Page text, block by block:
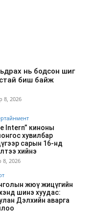
нь бодсон шиг
биш байж
8, 2026
Intern” киноны
хувилбар
сарын 16-нд
хийнэ
8, 2026
жюү жицүгийн
шинэ хуудас:
Дэлхийн аварга